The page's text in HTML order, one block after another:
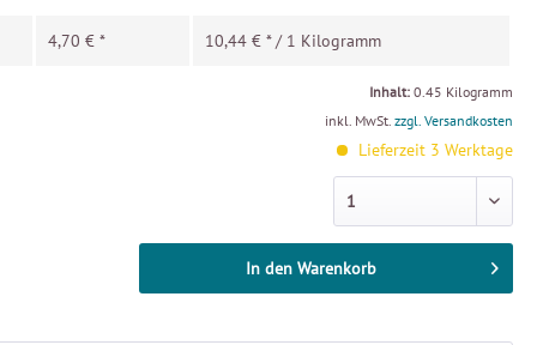
4,70 € * 10,44 € * / 1 Kilogramm
Inhalt: 0.45 Kilogramm
inkl. MwSt. zzgl. Versandkosten
Lieferzeit 3 Werktage
In den Warenkorb